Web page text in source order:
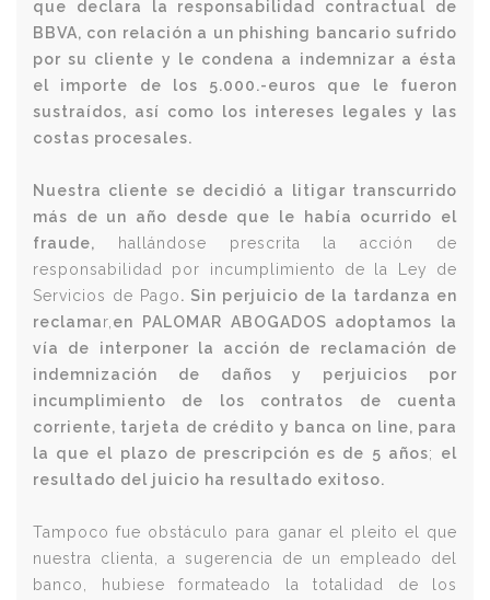
que declara la responsabilidad contractual de
BBVA, con relación a un phishing bancario sufrido
por su cliente y le condena a indemnizar a ésta
el importe de los 5.000.-euros que le fueron
sustraídos, así como los intereses legales y las
costas procesales.
Nuestra cliente se decidió a litigar transcurrido
más de un año desde que le había ocurrido el
fraude, hallándose prescrita la acción de
responsabilidad por incumplimiento de la Ley de
Servicios de Pago. Sin perjuicio de la tardanza en
reclamar, en PALOMAR ABOGADOS adoptamos la
vía de interponer la acción de reclamación de
indemnización de daños y perjuicios por
incumplimiento de los contratos de cuenta
corriente, tarjeta de crédito y banca on line, para
la que el plazo de prescripción es de 5 años; el
resultado del juicio ha resultado exitoso.
Tampoco fue obstáculo para ganar el pleito el que
nuestra clienta, a sugerencia de un empleado del
banco, hubiese formateado la totalidad de los